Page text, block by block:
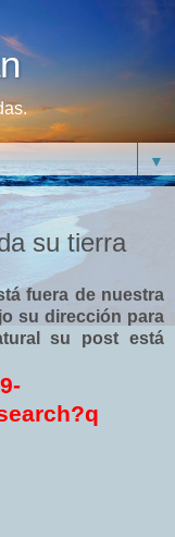
▼
su tierra
fuera de nuestra
su dirección para
su post está